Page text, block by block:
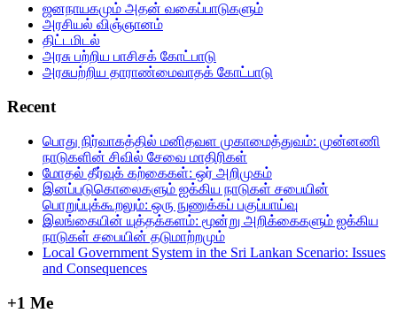
ஜனநாயகமும் அதன் வகைப்பாடுகளும்
அரசியல் விஞ்ஞானம்
திட்டமிடல்
அரசு பற்றிய பாசிசக் கோட்பாடு
அரசுபற்றிய தாராண்மைவாதக் கோட்பாடு
Recent
பொது நிர்வாகத்தில்‌ மனிதவள முகாமைத்துவம்‌: முன்னணி
நாடுகளின்‌ சிவில்‌ சேவை மாதிரிகள்‌
மோதல் தீர்வுக் கற்கைகள்: ஒர் அறிமுகம்
இனப்படுகொலைகளும் ஐக்கிய நாடுகள் சபையின்
பொறுப்புக்கூறலும்: ஒரு நுணுக்கப் பகுப்பாய்வு
இலங்கையின் யுத்தக்களம்: மூன்று அறிக்கைகளும் ஐக்கிய
நாடுகள் சபையின் தடுமாற்றமும்
Local Government System in the Sri Lankan Scenario: Issues
and Consequences
+1 Me